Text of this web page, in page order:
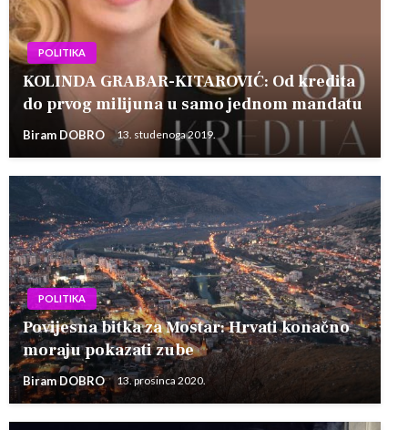
POLITIKA
KOLINDA GRABAR-KITAROVIĆ: Od kredita
do prvog milijuna u samo jednom mandatu
Biram DOBRO 13. studenoga 2019.
POLITIKA
Povijesna bitka za Mostar: Hrvati konačno
moraju pokazati zube
Biram DOBRO 13. prosinca 2020.